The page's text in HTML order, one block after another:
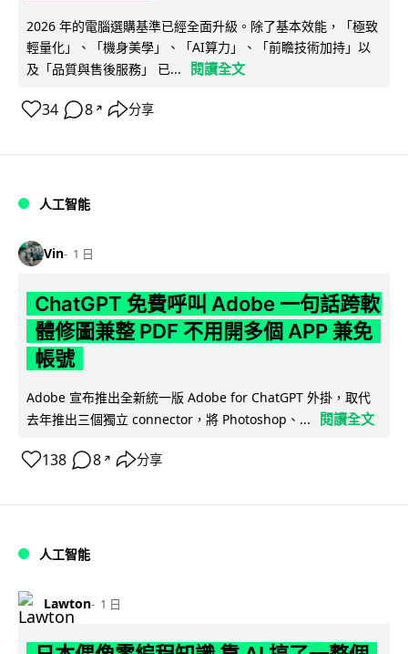
2026 年的電腦選購基準已經全面升級。除了基本效能，「極致
輕量化」、「機身美學」、「AI算力」、「前瞻技術加持」以
及「品質與售後服務」 已...
閱讀全文
34 8 ↗ 分享
人工智能
Vin 1 日
ChatGPT 免費呼叫 Adobe 一句話跨軟
體修圖兼整 PDF 不用開多個 APP 兼免
帳號
Adobe 宣布推出全新統一版 Adobe for ChatGPT 外掛，取代
去年推出三個獨立 connector，將 Photoshop、...
閱讀全文
138 8 ↗ 分享
人工智能
Lawton 1 日